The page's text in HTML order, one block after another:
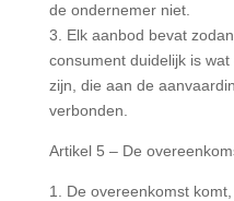
de ondernemer niet.
3. Elk aanbod bevat
consument duidelijk is
zijn, die aan de
verbonden.
Artikel 5 – De
1. De overeenkomst